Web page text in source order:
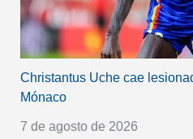
Christantus Uche cae
Mónaco
7 de agosto de 2026